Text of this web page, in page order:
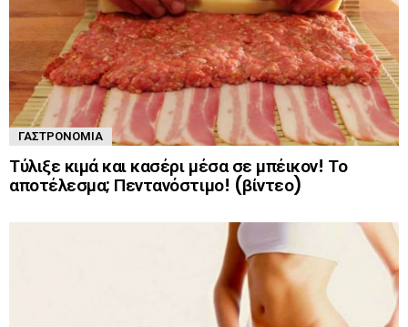
ΓΑΣΤΡΟΝΟΜΊΑ
Τύλιξε κιμά και κασέρι μέσα σε μπέικον! Το
αποτέλεσμα; Πεντανόστιμο! (βίντεο)